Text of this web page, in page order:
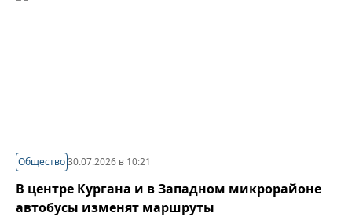
Общество30.07.2026 в 10:21
В центре Кургана и в Западном микрорайоне
автобусы изменят маршруты